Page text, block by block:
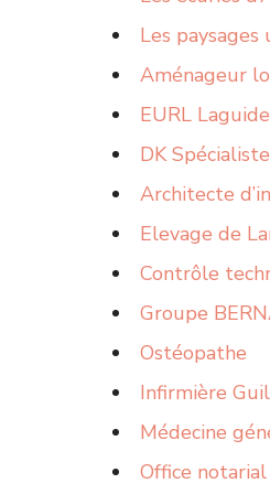
Les paysages
Aménageur
EURL Laguide
DK
Architecte
Elevage de
Contrôle
Groupe
Ostéopathe
Infirmière
Médecine
Office